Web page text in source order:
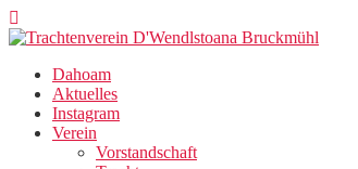
Zum
Inhalt
Dahoam
Aktuelles
Instagram
Verein
Vorstandschaft